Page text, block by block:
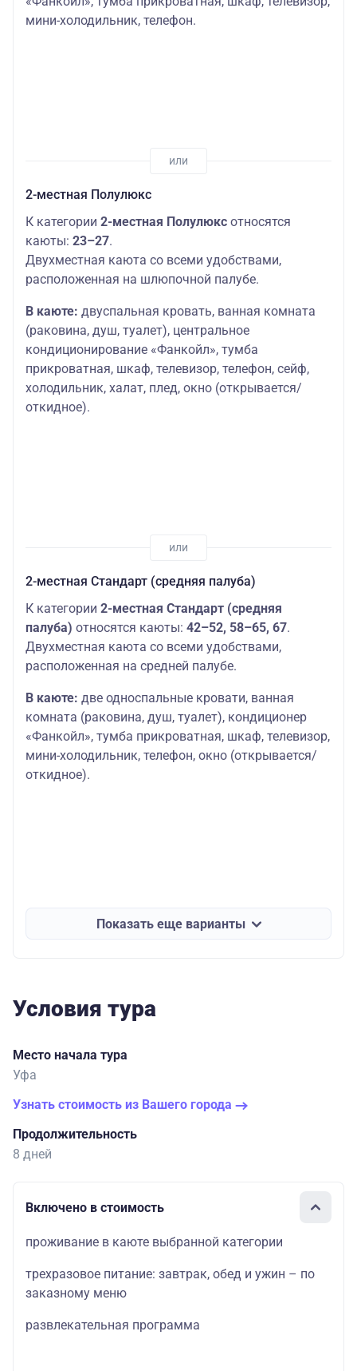
мини-холодильник, телефон.
2-местная Полулюкс
К категории 2-местная Полулюкс относятся
каюты: 23–27.
Двухместная каюта со всеми удобствами,
расположенная на шлюпочной палубе.
В каюте: двуспальная кровать, ванная комната
(раковина, душ, туалет), центральное
кондиционирование «Фанкойл», тумба
прикроватная, шкаф, телевизор, телефон, сейф,
холодильник, халат, плед, окно (открывается/
откидное).
2-местная Стандарт (средняя палуба)
К категории 2-местная Стандарт (средняя
палуба) относятся каюты: 42–52, 58–65, 67.
Двухместная каюта со всеми удобствами,
расположенная на средней палубе.
В каюте: две односпальные кровати, ванная
комната (раковина, душ, туалет), кондиционер
«Фанкойл», тумба прикроватная, шкаф, телевизор,
мини-холодильник, телефон, окно (открывается/
откидное).
Показать еще варианты
Условия тура
Место начала тура
Уфа
Узнать стоимость из Вашего города
Продолжительность
8 дней
Включено в стоимость
проживание в каюте выбранной категории
трехразовое питание: завтрак, обед и ужин – по
заказному меню
развлекательная программа